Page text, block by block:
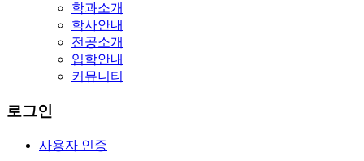
학과소개
학사안내
전공소개
입학안내
커뮤니티
로그인
사용자 인증